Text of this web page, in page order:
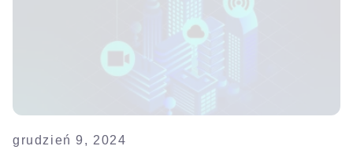
grudzień 9, 2024